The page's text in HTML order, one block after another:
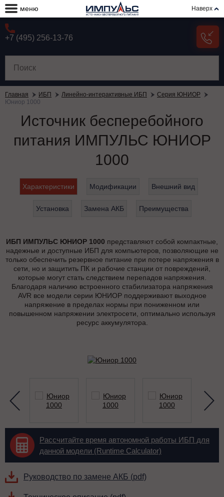
меню Наверх
+7 (495) 256-13-76
Главная ИБП Линейно-интерактивные ИБП
Серия ЮНИОР
Юниор 1000
Источник бесперебойного
питания ИМПУЛЬС ЮНИОР
1000
Характеристики Модификации Внешний вид
Установка Замена АКБ Преимущества
ИБП ИМПУЛЬС ЮНИОР 1000 представляют собой компактные,
надежные и доступные ИБП для компьютеров, позволяющие не
только обеспечить резервное питание при потере напряжения в
сети, но и защитить ПК и рабочие станции от повреждений,
которые могут стать следствием перепадов напряжения.
Благодаря наличию встроенного стабилизатора напряжения
AVR все модели серии ЮНИОР поддерживают выходное
напряжение в пределах нормы при пониженном или
повышенном напряжении электросети, оптимально используя
ресурс аккумулятора.
Рассчитайте время автономной работы ИБП для
данной модели (Runtime Calculator)
Руководство по замене АКБ (pdf)